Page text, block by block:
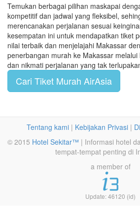
Temukan berbagai pilihan maskapai
kompetitif dan jadwal yang fleksibel,
merencanakan perjalanan sesuai
kesempatan ini untuk mendapatkan tiket
nilai terbaik dan menjelajahi Makassar
penerbangan murah ke Makassar
dan nikmati perjalanan yang tak
Cari Tiket Murah AirAsia
Tentang kami | Kebijakan Privasi |
© 2015 Hotel Sekitar™ | Informasi hotel
tempat-tempat penting di
a member of
Update: 46120 (id)